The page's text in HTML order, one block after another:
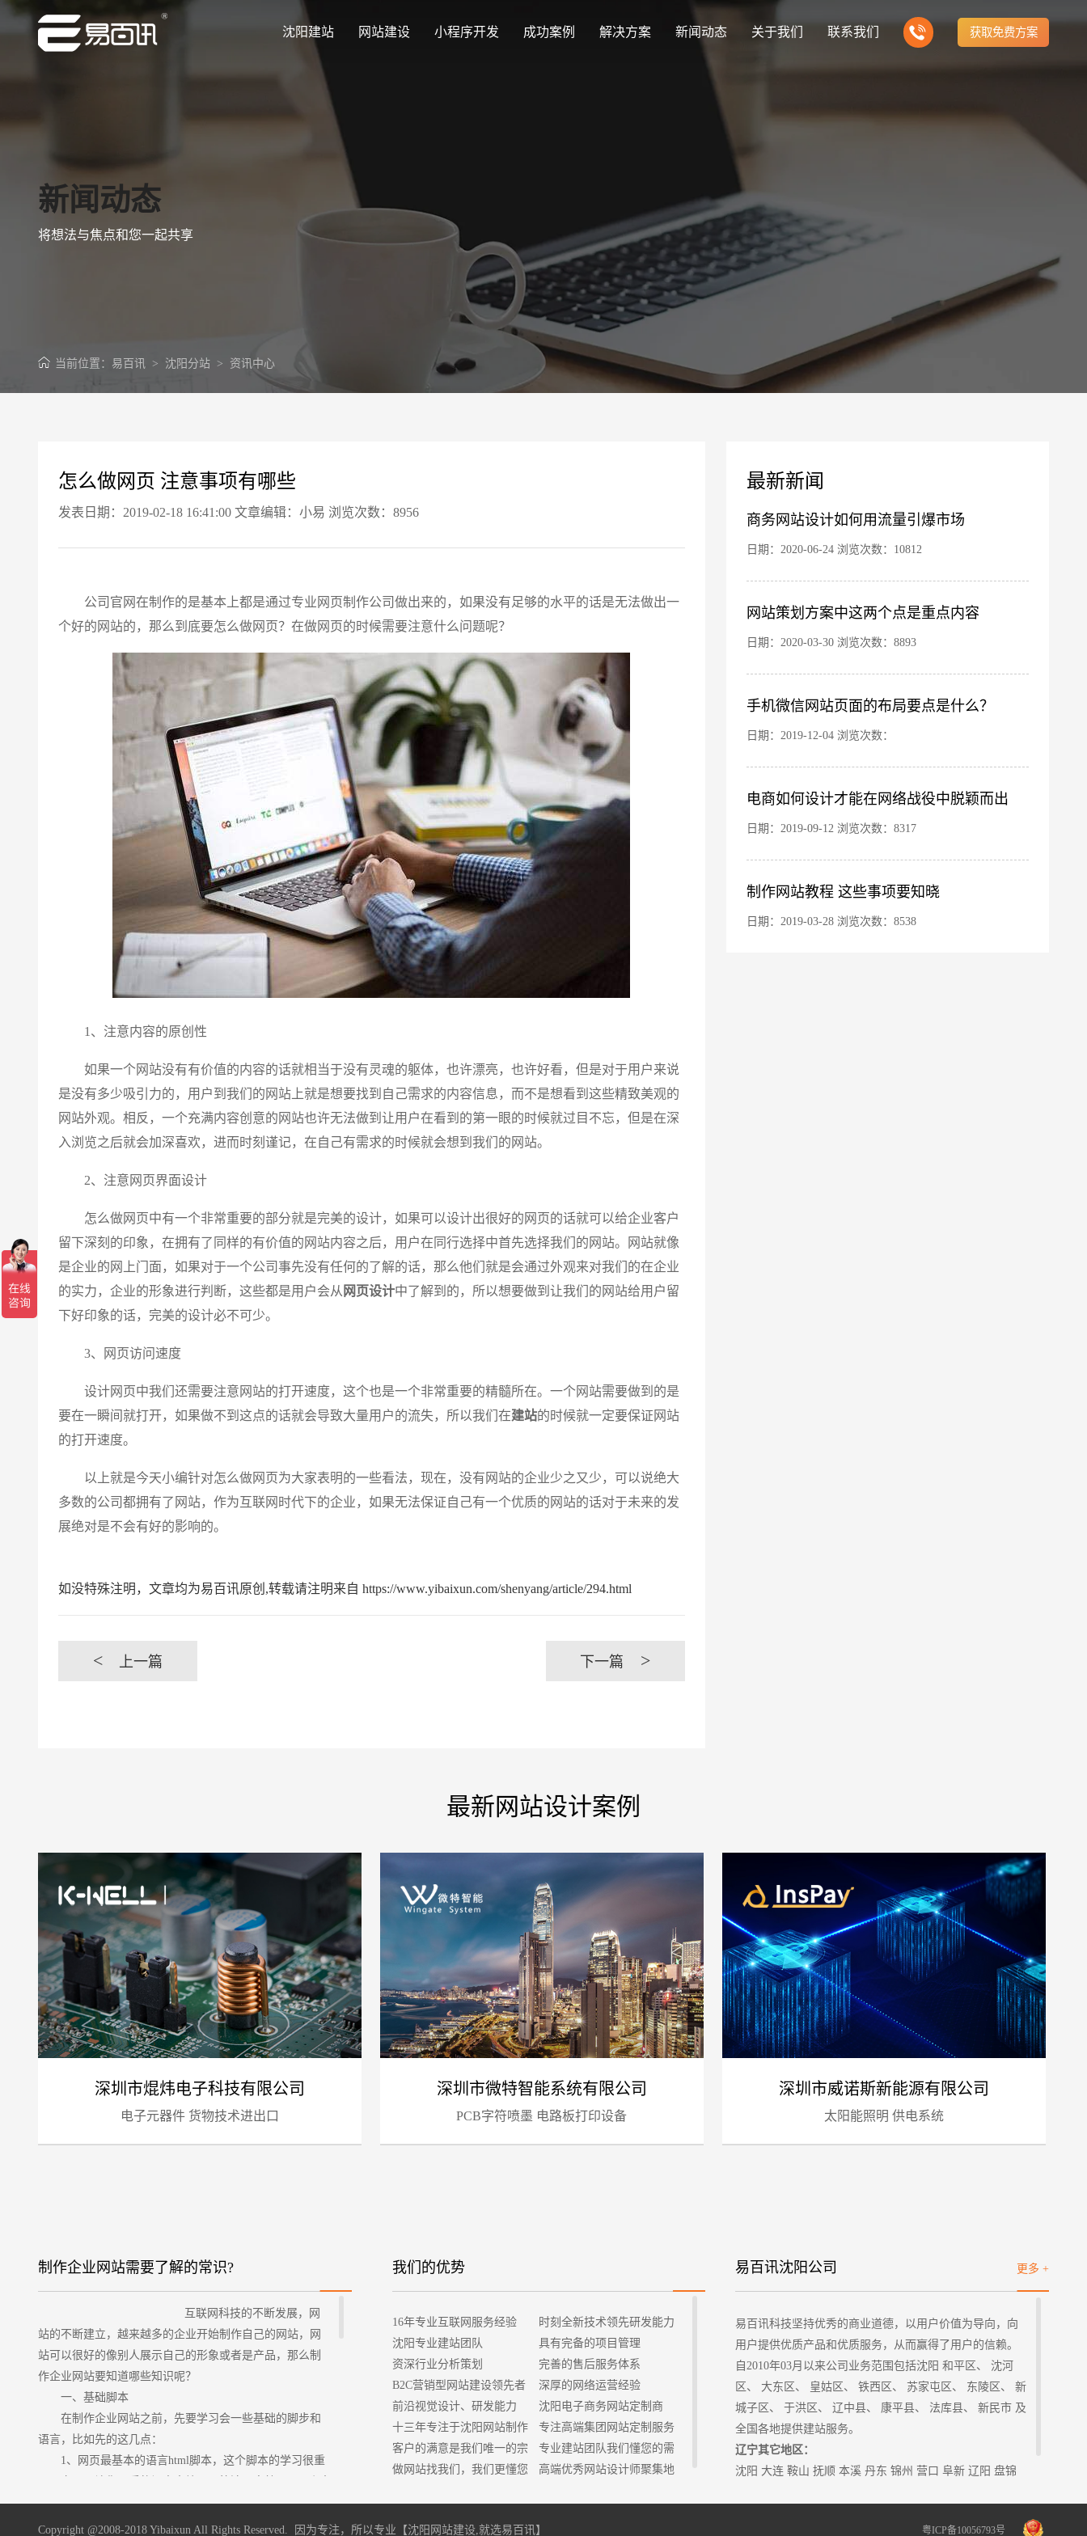
沈阳建站 网站建设
适应各个终端设备网站
网站建设定制改版
定制化网站建设改版方案
购物商城系统开发
零售在线电子商务网站 移动手机互联网站开发
小程序开发 成功案例
购物商城网站
外贸出口网站
外贸进出口网站开发
企业品牌官网
创意品牌型网站建设 营销型网站建力企业公信力
解决方案
企业网站建设解决方案
更贴身、易落地、高性价比
营销型网站建设解决方案
可精准流量统计与效果分析
门户网站建设解决方案
能及时、准确、动态地更新
外贸网站建设解决方案
视觉、功能系统，展示产品
品牌形象网站建设解决方案
操作方便、结构先进的优点
购物商城网站建设解决方案
方便快捷购物车、购物指南
政府网站建设解决方案
可轻松定制风格各异、频道
新能源行业网站建设解决方
案
芯片半导体网站建设解决方
案
新闻动态
行业新闻
Industry information
网站推广
Website optimization
网站观点
Website viewpoint
关于我们
汇款方式
发展历程
一路走来感谢您的陪伴
联系我们 获取免费方案
新闻动态
将想法与焦点和您一起共享
当前位置： 易百讯 > 沈阳分站 > 资讯中心
怎么做网页 注意事项有哪些
发表日期：2019-02-18 16:41:00 文章编辑：小易 浏览次数：8956
公司官网在制作的是基本上都是通过专业网页制作公司做出来的，如果没有足够的水平的话是无法做出一
个好的网站的，那么到底要怎么做网页？在做网页的时候需要注意什么问题呢？
1、注意内容的原创性
如果一个网站没有有价值的内容的话就相当于没有灵魂的躯体，也许漂亮，也许好看，但是对于用户来说
是没有多少吸引力的，用户到我们的网站上就是想要找到自己需求的内容信息，而不是想看到这些精致美观的
网站外观。相反，一个充满内容创意的网站也许无法做到让用户在看到的第一眼的时候就过目不忘，但是在深
入浏览之后就会加深喜欢，进而时刻谨记，在自己有需求的时候就会想到我们的网站。
2、注意网页界面设计
怎么做网页中有一个非常重要的部分就是完美的设计，如果可以设计出很好的网页的话就可以给企业客户
留下深刻的印象，在拥有了同样的有价值的网站内容之后，用户在同行选择中首先选择我们的网站。网站就像
是企业的网上门面，如果对于一个公司事先没有任何的了解的话，那么他们就是会通过外观来对我们的在企业
的实力，企业的形象进行判断，这些都是用户会从 网页设计中了解到的，所以想要做到让我们的网站给用户留
下好印象的话，完美的设计必不可少。
3、网页访问速度
设计网页中我们还需要注意网站的打开速度，这个也是一个非常重要的精髓所在。一个网站需要做到的是
要在一瞬间就打开，如果做不到这点的话就会导致大量用户的流失，所以我们在建站的时候就一定要保证网站
的打开速度。
以上就是今天小编针对怎么做网页为大家表明的一些看法，现在，没有网站的企业少之又少，可以说绝大
多数的公司都拥有了网站，作为互联网时代下的企业，如果无法保证自己有一个优质的网站的话对于未来的发
展绝对是不会有好的影响的。
如没特殊注明，文章均为易百讯原创,转载请注明来自 https://www.yibaixun.com/shenyang/article/294.html
< 上一篇 下一篇 >
最新新闻
商务网站设计如何用流量引爆市场
日期：2020-06-24 浏览次数：10812
网站策划方案中这两个点是重点内容
日期：2020-03-30 浏览次数：8893
手机微信网站页面的布局要点是什么？
日期：2019-12-04 浏览次数：
电商如何设计才能在网络战役中脱颖而出
日期：2019-09-12 浏览次数：8317
制作网站教程 这些事项要知晓
日期：2019-03-28 浏览次数：8538
最新网站设计案例
深圳市焜炜电子科技有限公司
电子元器件 货物技术进出口
深圳市微特智能系统有限公司
PCB字符喷墨 电路板打印设备
深圳市威诺斯新能源有限公司
太阳能照明 供电系统
制作企业网站需要了解的常识?
互联网科技的不断发展，网
站的不断建立，越来越多的企业开始制作自己的网站，网
站可以很好的像别人展示自己的形象或者是产品，那么制
作企业网站要知道哪些知识呢？
一、基础脚本
在制作企业网站之前，先要学习会一些基础的脚步和
语言，比如先的这几点：
1、网页最基本的语言html脚本，这个脚本的学习很重
要用css样式来进行修饰，帮助你设置背景的颜色，边框还
有字体的颜色等等。
我们的优势
16年专业互联网服务经验
沈阳专业建站团队
资深行业分析策划
B2C营销型网站建设领先者
前沿视觉设计、研发能力
十三年专注于沈阳网站制作
客户的满意是我们唯一的宗
旨
做网站找我们，我们更懂您
时刻全新技术领先研发能力
具有完备的项目管理
完善的售后服务体系
深厚的网络运营经验
沈阳电子商务网站定制商
专注高端集团网站定制服务
专业建站团队我们懂您的需
求
高端优秀网站设计师聚集地
更多 +
易百讯沈阳公司
易百讯科技坚持优秀的商业道德，以用户价值为导向，向
用户提供优质产品和优质服务，从而赢得了用户的信赖。
自2010年03月以来公司业务范围包括沈阳 和平区、 沈河
区、 大东区、 皇姑区、 铁西区、 苏家屯区、 东陵区、 新
城子区、 于洪区、 辽中县、 康平县、 法库县、 新民市 及
全国各地提供建站服务。
辽宁其它地区：
沈阳 大连 鞍山 抚顺 本溪 丹东 锦州 营口 阜新 辽阳 盘锦
Copyright @2008-2018 Yibaixun All Rights Reserved. 因为专注，所以专业【沈阳网站建设,就选易百讯】 粤ICP备10056793号
请输入您的公司名称 名字
微信号
您的预算 1万-3万 3万-5万 5万-8万 8万以上